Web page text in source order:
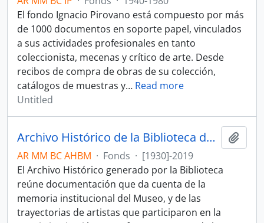
El fondo Ignacio Pirovano está compuesto por más
de 1000 documentos en soporte papel, vinculados
a sus actividades profesionales en tanto
coleccionista, mecenas y crítico de arte. Desde
recibos de compra de obras de su colección,
catálogos de muestras y… Read more
Untitled
Archivo Histórico de la Biblioteca del Museo
AR MM BC AHBM · Fonds · [1930]-2019
El Archivo Histórico generado por la Biblioteca
reúne documentación que da cuenta de la
memoria institucional del Museo, y de las
trayectorias de artistas que participaron en la